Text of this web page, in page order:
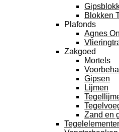
Blokken
Plafonds
Agnes
Zakgoed
Mortels
Gipsen
Lijmen
Zand en